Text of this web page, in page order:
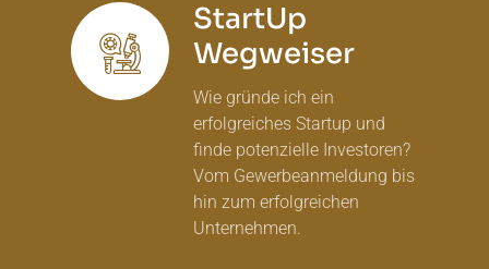
StartUp
Wegweiser
Wie gründe ich ein
erfolgreiches Startup und
finde potenzielle Investoren?
Vom Gewerbeanmeldung bis
hin zum erfolgreichen
Unternehmen.